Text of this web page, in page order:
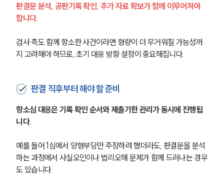
판결문 분석, 공판기록 확인, 추가 자료 확보가 함께 이루어져야
합니다.
검사 측도 함께 항소한 사건이라면 형량이 더 무거워질 가능성까
지 고려해야 하므로, 초기 대응 방향 설정이 중요해집니다.
판결 직후부터 해야 할 준비
항소심 대응은 기록 확인 순서와 제출기한 관리가 동시에 진행됩
니다.
예를 들어 1심에서 양형부당만 주장하려 했더라도, 판결문을 분석
하는 과정에서 사실오인이나 법리오해 문제가 함께 드러나는 경우
도 있습니다.